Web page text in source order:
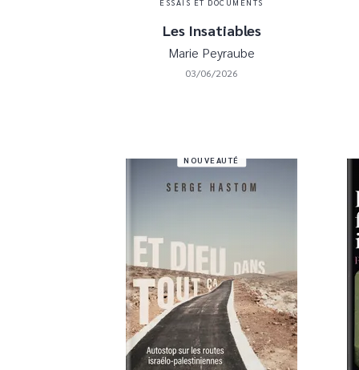
ESSAIS ET DOCUMENTS
Les Insatiables
Marie Peyraube
03/06/2026
NOUVEAUTÉ